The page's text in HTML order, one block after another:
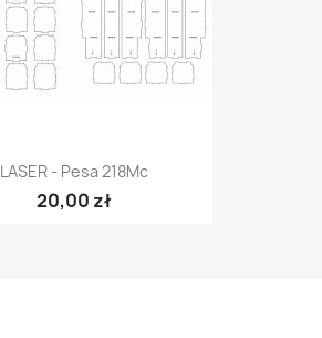
LASER - Pesa 218Mc
20,00 zł